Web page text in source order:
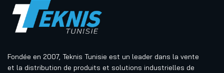
Fondée en 2007, Teknis Tunisie est un leader dans la vente
et la distribution de produits et solutions industrielles de